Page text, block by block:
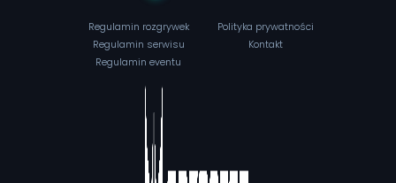
Regulamin rozgrywek
Regulamin serwisu
Regulamin eventu
Polityka prywatności
Kontakt